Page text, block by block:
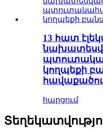
13 հատ
կողպեքի
հավաքածու
հարցում